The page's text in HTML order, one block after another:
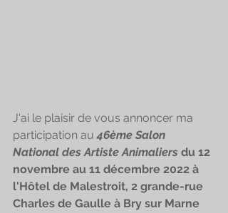
J'ai le plaisir de vous annoncer ma
participation au 46ème Salon
National des Artiste Animaliers du 12
novembre au 11 décembre 2022 à
l'Hôtel de Malestroit, 2 grande-rue
Charles de Gaulle à Bry sur Marne